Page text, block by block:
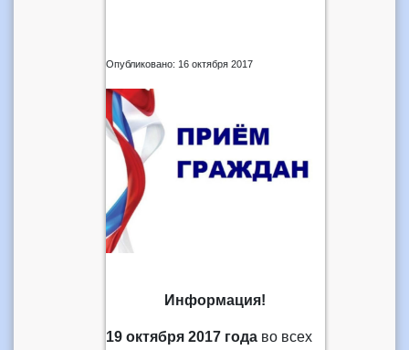
Опубликовано: 16 октября 2017
Информация!
19 октября 2017 годаво всех